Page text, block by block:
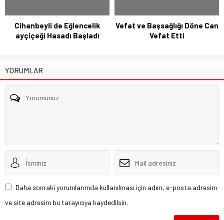
Cihanbeyli de Eğlencelik
ayçiçeği Hasadı Başladı
Vefat ve Başsağlığı Döne Can
Vefat Etti
YORUMLAR
Daha sonraki yorumlarımda kullanılması için adım, e-posta adresim
ve site adresim bu tarayıcıya kaydedilsin.